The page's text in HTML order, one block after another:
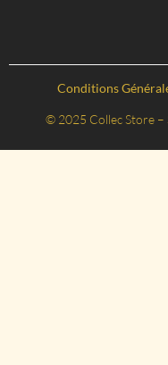
Conditions
© 2025 Collec Store –